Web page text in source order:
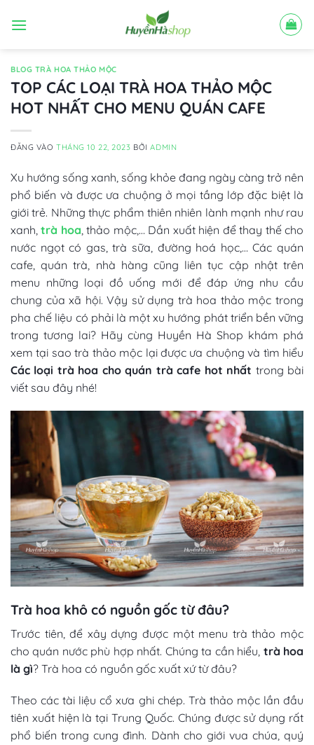
qua
BLOG TRÀ HOA THẢO MỘC
TOP CÁC LOẠI TRÀ HOA THẢO MỘC
HOT NHẤT CHO MENU QUÁN CAFE
ĐĂNG VÀOTHÁNG 10 22, 2023 BỞIADMIN
Xu hướng sống xanh, sống khỏe đang ngày càng trở nên
phổ biến và được ưa chuộng ở mọi tầng lớp đặc biệt là
giới trẻ. Những thực phẩm thiên nhiên lành mạnh như rau
xanh,trà hoa , thảo mộc,… Dần xuất hiện để thay thế cho
nước ngọt có gas, trà sữa, đường hoá học,… Các quán
cafe, quán trà, nhà hàng cũng liên tục cập nhật trên
menu những loại đồ uống mới để đáp ứng nhu cầu
chung của xã hội.Vậy sử dụng trà hoa thảo mộc trong
pha chế liệu có phải là một xu hướng phát triển bền vững
trong tương lai? Hãy cùng Huyền Hà Shop khám phá
xem tại sao trà thảo mộc lại được ưa chuộng và tìm hiểu
Các loại trà hoa cho quán trà cafe hot nhất trong bài
viết sau đây nhé!
Trà hoa khô có nguồn gốc từ đâu?
Trước tiên, để xây dựng được một menu trà thảo mộc
cho quán nướcphù hợp nhất. Chúng ta cần hiểu, trà hoa
là gì? Trà hoa có nguồn gốc xuất xứ từ đâu?
Theo các tài liệu cổ xưa ghi chép. Trà thảo mộc lần đầu
tiên xuất hiện là tại Trung Quốc. Chúng được sử dụng rất
phổ biến trong cung đình. Dành cho giới vua chúa, quý